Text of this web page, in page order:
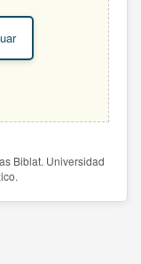
Biblat. Universidad